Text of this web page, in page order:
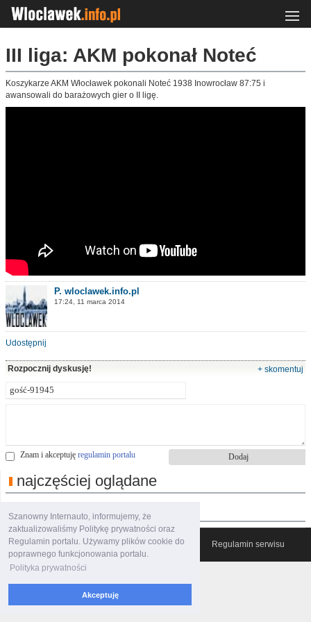
Szanowny Internauto, informujemy, że
zaktualizowaliśmy Politykę prywatności oraz
Regulamin portalu. Używamy plików cookie do
poprawnego funkcjonowania portalu.
Polityka prywatności
Akceptuję
III liga: AKM pokonał Noteć
Koszykarze AKM Włocławek pokonali Noteć 1938 Inowrocław 87:75 i
awansowali do barażowych gier o II ligę.
P. wloclawek.info.pl
17:24, 11 marca 2014
Udostępnij
Rozpocznij dyskusję! + skomentuj
Znam i akceptuję regulamin portalu
najczęściej oglądane
polecane filmy
© 2007-2026 Włocławski Portal informacyjny Regulamin serwisu